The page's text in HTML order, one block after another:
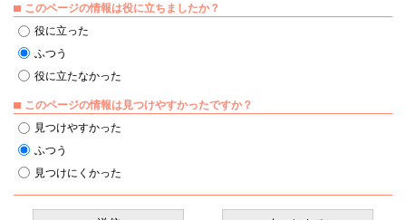
このページの情報は役に立ちましたか？
役に立った
ふつう
役に立たなかった
このページの情報は見つけやすかったですか？
見つけやすかった
ふつう
見つけにくかった